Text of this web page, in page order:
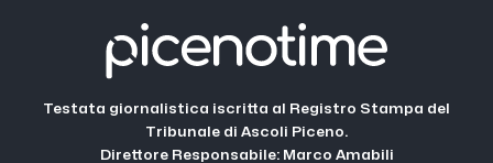
Testata giornalistica iscritta al Registro Stampa del
Tribunale di Ascoli Piceno.
Direttore Responsabile: Marco Amabili